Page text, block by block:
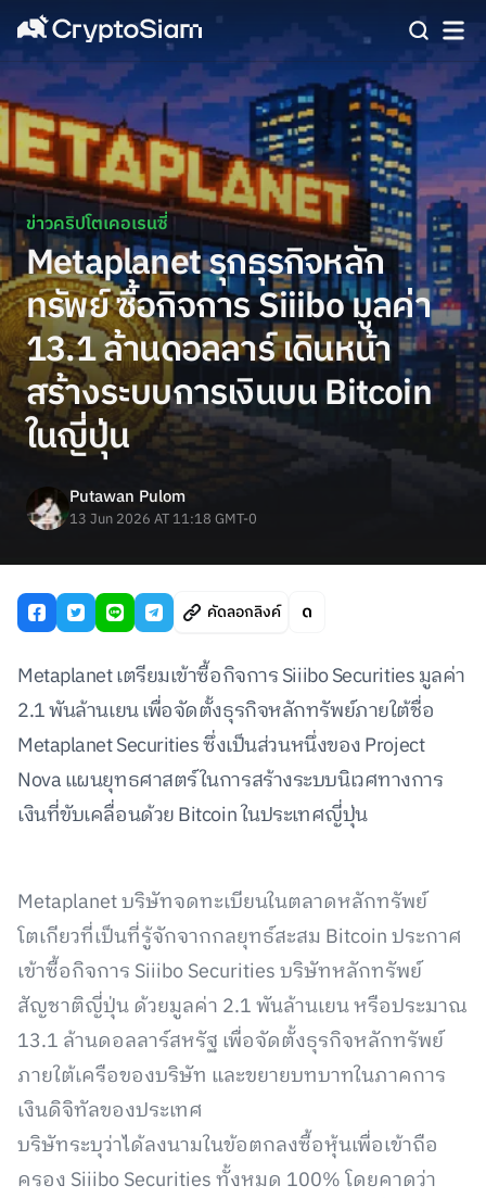
ข่าวคริปโตเคอเรนซี่
Metaplanet รุกธุรกิจหลัก
ทรัพย์ ซื้อกิจการ Siiibo มูลค่า
13.1 ล้านดอลลาร์ เดินหน้า
สร้างระบบการเงินบน Bitcoin
ในญี่ปุ่น
Putawan Pulom
13 Jun 2026 AT 11:18 GMT-0
คัดลอกลิงค์
Metaplanet เตรียมเข้าซื้อกิจการ Siiibo Securities มูลค่า
2.1 พันล้านเยน เพื่อจัดตั้งธุรกิจหลักทรัพย์ภายใต้ชื่อ
Metaplanet Securities ซึ่งเป็นส่วนหนึ่งของ Project
Nova แผนยุทธศาสตร์ในการสร้างระบบนิเวศทางการ
เงินที่ขับเคลื่อนด้วย Bitcoin ในประเทศญี่ปุ่น
Metaplanet บริษัทจดทะเบียนในตลาดหลักทรัพย์
โตเกียวที่เป็นที่รู้จักจากกลยุทธ์สะสม Bitcoin ประกาศ
เข้าซื้อกิจการ Siiibo Securities บริษัทหลักทรัพย์
สัญชาติญี่ปุ่น ด้วยมูลค่า 2.1 พันล้านเยน หรือประมาณ
13.1 ล้านดอลลาร์สหรัฐ เพื่อจัดตั้งธุรกิจหลักทรัพย์
ภายใต้เครือของบริษัท และขยายบทบาทในภาคการ
เงินดิจิทัลของประเทศ
บริษัทระบุว่าได้ลงนามในข้อตกลงซื้อหุ้นเพื่อเข้าถือ
ครอง Siiibo Securities ทั้งหมด 100% โดยคาดว่า